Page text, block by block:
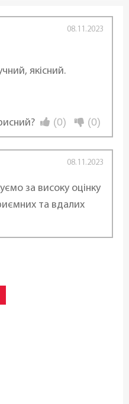
08.11.2023
якісний.
(0) (0)
08.11.2023
за високу оцінку
та вдалих